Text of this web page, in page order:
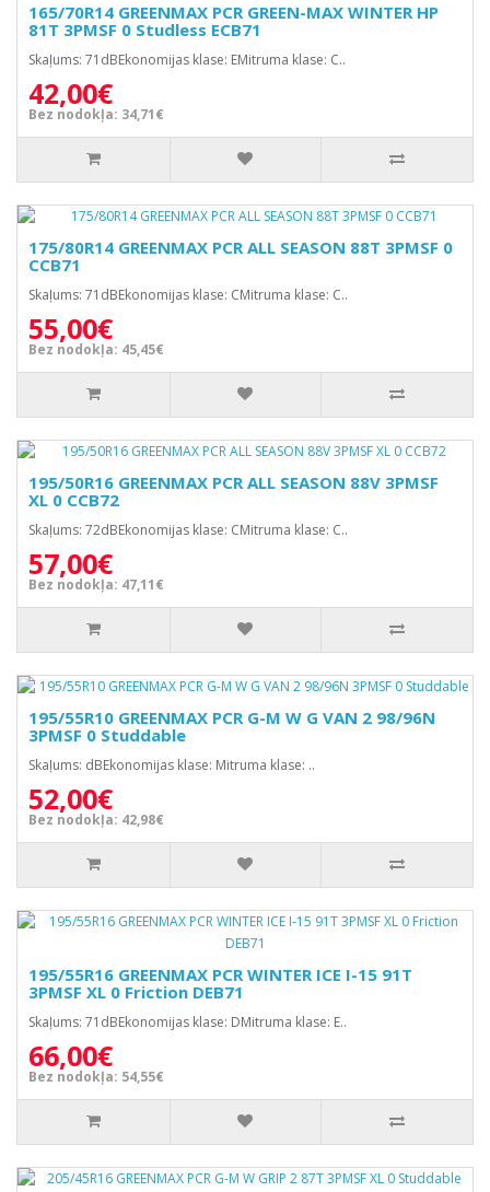
165/70R14 GREENMAX PCR GREEN-MAX WINTER HP
81T 3PMSF 0 Studless ECB71
Skaļums: 71dBEkonomijas klase: EMitruma klase: C..
42,00€
Bez nodokļa: 34,71€
175/80R14 GREENMAX PCR ALL SEASON 88T 3PMSF 0
CCB71
Skaļums: 71dBEkonomijas klase: CMitruma klase: C..
55,00€
Bez nodokļa: 45,45€
195/50R16 GREENMAX PCR ALL SEASON 88V 3PMSF
XL 0 CCB72
Skaļums: 72dBEkonomijas klase: CMitruma klase: C..
57,00€
Bez nodokļa: 47,11€
195/55R10 GREENMAX PCR G-M W G VAN 2 98/96N
3PMSF 0 Studdable
Skaļums: dBEkonomijas klase: Mitruma klase: ..
52,00€
Bez nodokļa: 42,98€
195/55R16 GREENMAX PCR WINTER ICE I-15 91T
3PMSF XL 0 Friction DEB71
Skaļums: 71dBEkonomijas klase: DMitruma klase: E..
66,00€
Bez nodokļa: 54,55€